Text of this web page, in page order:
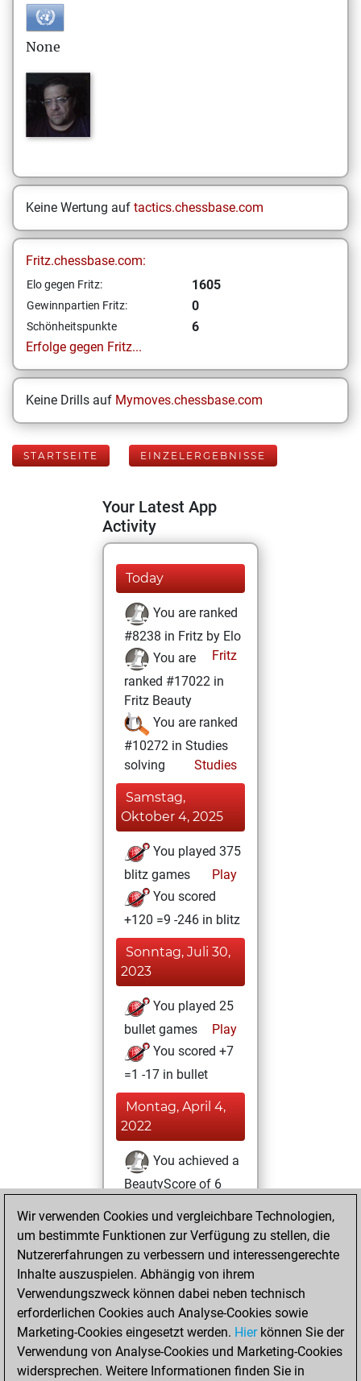
None
Keine Wertung auf tactics.chessbase.com
Fritz.chessbase.com:
Elo gegen Fritz: 1605
Gewinnpartien Fritz: 0
Schönheitspunkte
6
Erfolge gegen Fritz...
Keine Drills auf Mymoves.chessbase.com
STARTSEITE EINZELERGEBNISSE
Your Latest App
Activity
Today
You are ranked
#8238 in Fritz by Elo
Fritz
You are
ranked #17022 in
Fritz Beauty
You are ranked
#10272 in Studies
solving
Studies
Samstag,
Oktober 4, 2025
You played 375
blitz games
Play
You scored
+120 =9 -246 in blitz
Sonntag, Juli 30,
2023
You played 25
bullet games
Play
You scored +7
=1 -17 in bullet
Montag, April 4,
2022
You achieved a
BeautyScore of 6
achieved a new Elo
of 1605
Mittwoch,
Februar 16, 2022
You created
your Fritz account
Fritz
Wir verwenden Cookies und vergleichbare Technologien,
um bestimmte Funktionen zur Verfügung zu stellen, die
Nutzererfahrungen zu verbessern und interessengerechte
Inhalte auszuspielen. Abhängig von ihrem
Verwendungszweck können dabei neben technisch
erforderlichen Cookies auch Analyse-Cookies sowie
Marketing-Cookies eingesetzt werden. Hierkönnen Sie der
Verwendung von Analyse-Cookies und Marketing-Cookies
widersprechen. Weitere Informationen finden Sie in